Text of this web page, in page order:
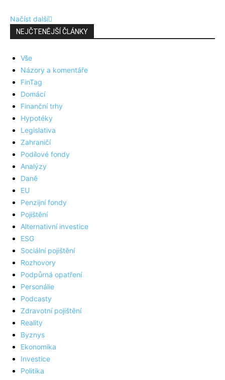
Načíst další
NEJČTENĚJŠÍ ČLÁNKY
Vše
Názory a komentáře
FinTag
Domácí
Finanční trhy
Hypotéky
Legislativa
Zahraničí
Podílové fondy
Analýzy
Daně
EU
Penzijní fondy
Pojištění
Alternativní investice
ESG
Sociální pojištění
Rozhovory
Podpůrná opatření
Personálie
Podcasty
Zdravotní pojištění
Reality
Byznys
Ekonomika
Investice
Politika